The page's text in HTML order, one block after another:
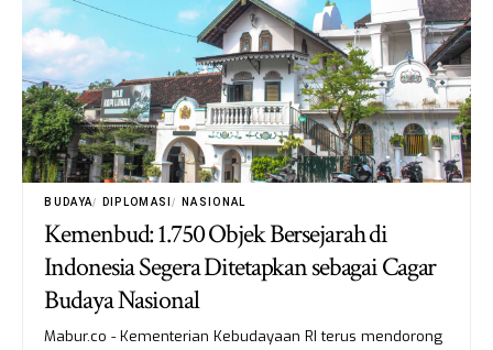
BUDAYA DIPLOMASI NASIONAL
Kemenbud: 1.750 Objek Bersejarah di
Indonesia Segera Ditetapkan sebagai Cagar
Budaya Nasional
Mabur.co - Kementerian Kebudayaan RI terus mendorong